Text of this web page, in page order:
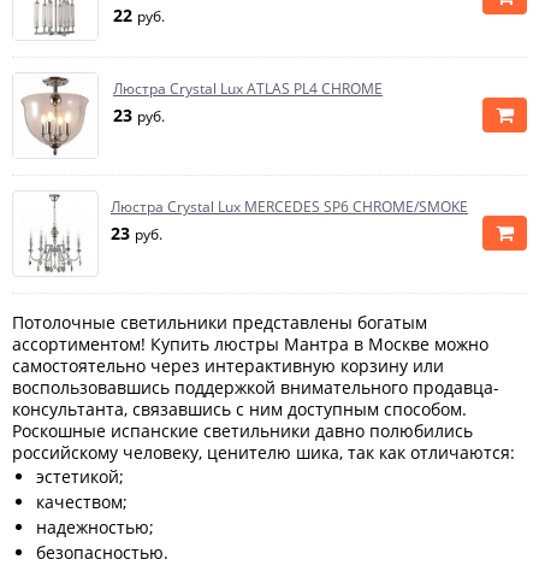
22 руб.
Люстра Crystal Lux ATLAS PL4 CHROME
23 руб.
Люстра Crystal Lux MERCEDES SP6 CHROME/SMOKE
23 руб.
Потолочные светильники представлены богатым
ассортиментом! Купить люстры Мантра в Москве можно
самостоятельно через интерактивную корзину или
воспользовавшись поддержкой внимательного продавца-
консультанта, связавшись с ним доступным способом.
Роскошные испанские светильники давно полюбились
российскому человеку, ценителю шика, так как отличаются:
эстетикой;
качеством;
надежностью;
безопасностью.